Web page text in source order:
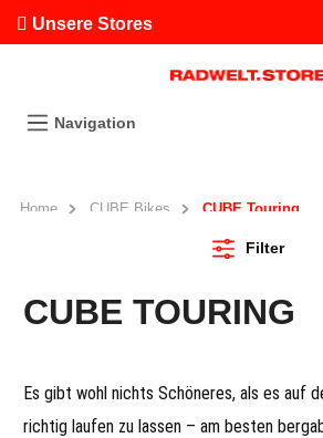
Unsere Stores
Ausfahrten
Bikefinder
Navigation
Home CUBE Bikes CUBE Touring
Filter
CUBE TOURING
Es gibt wohl nichts Schöneres, als es auf
richtig laufen zu lassen – am besten